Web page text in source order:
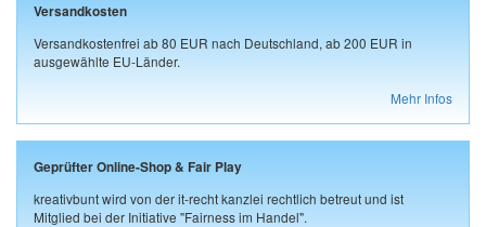
Versandkosten
Versandkostenfrei ab 80 EUR nach Deutschland, ab 200 EUR in
ausgewählte EU-Länder.
Mehr Infos
Geprüfter Online-Shop & Fair Play
kreativbunt wird von der it-recht kanzlei rechtlich betreut und ist
Mitglied bei der Initiative "Fairness im Handel".